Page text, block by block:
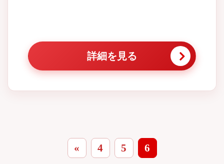
詳細を見る
« 4 5 6